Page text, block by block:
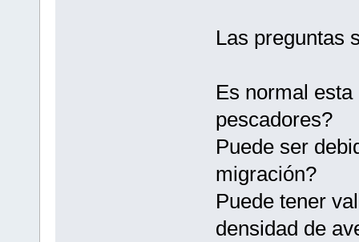
Las preguntas
Es normal
pescadores?
Puede ser
migración?
Puede tener
densidad de